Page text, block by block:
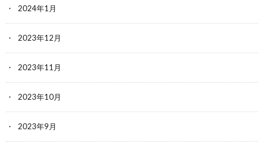
2024年1月
2023年12月
2023年11月
2023年10月
2023年9月